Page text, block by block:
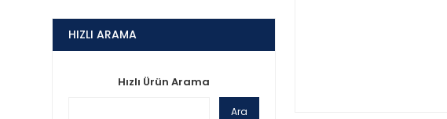
HIZLI ARAMA
Hızlı Ürün Arama
Ara